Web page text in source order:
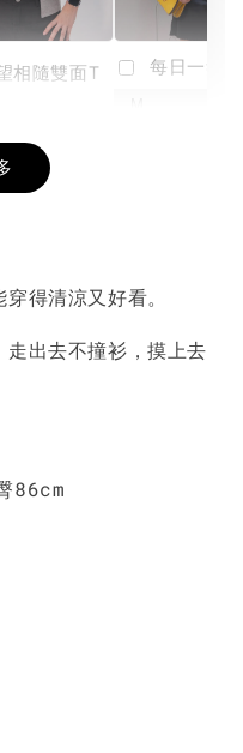
相隨雙面T
-
每日一笑
得清涼又好看。
出去不撞衫，摸上去
86cm